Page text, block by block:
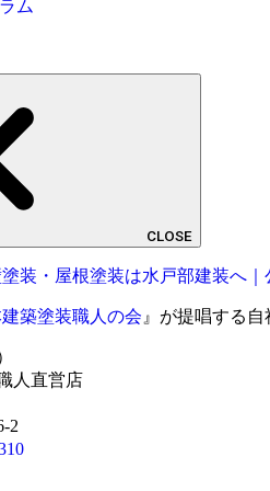
ム
CLOSE
建築塗装職人の会 』が提唱する
人直営店
2